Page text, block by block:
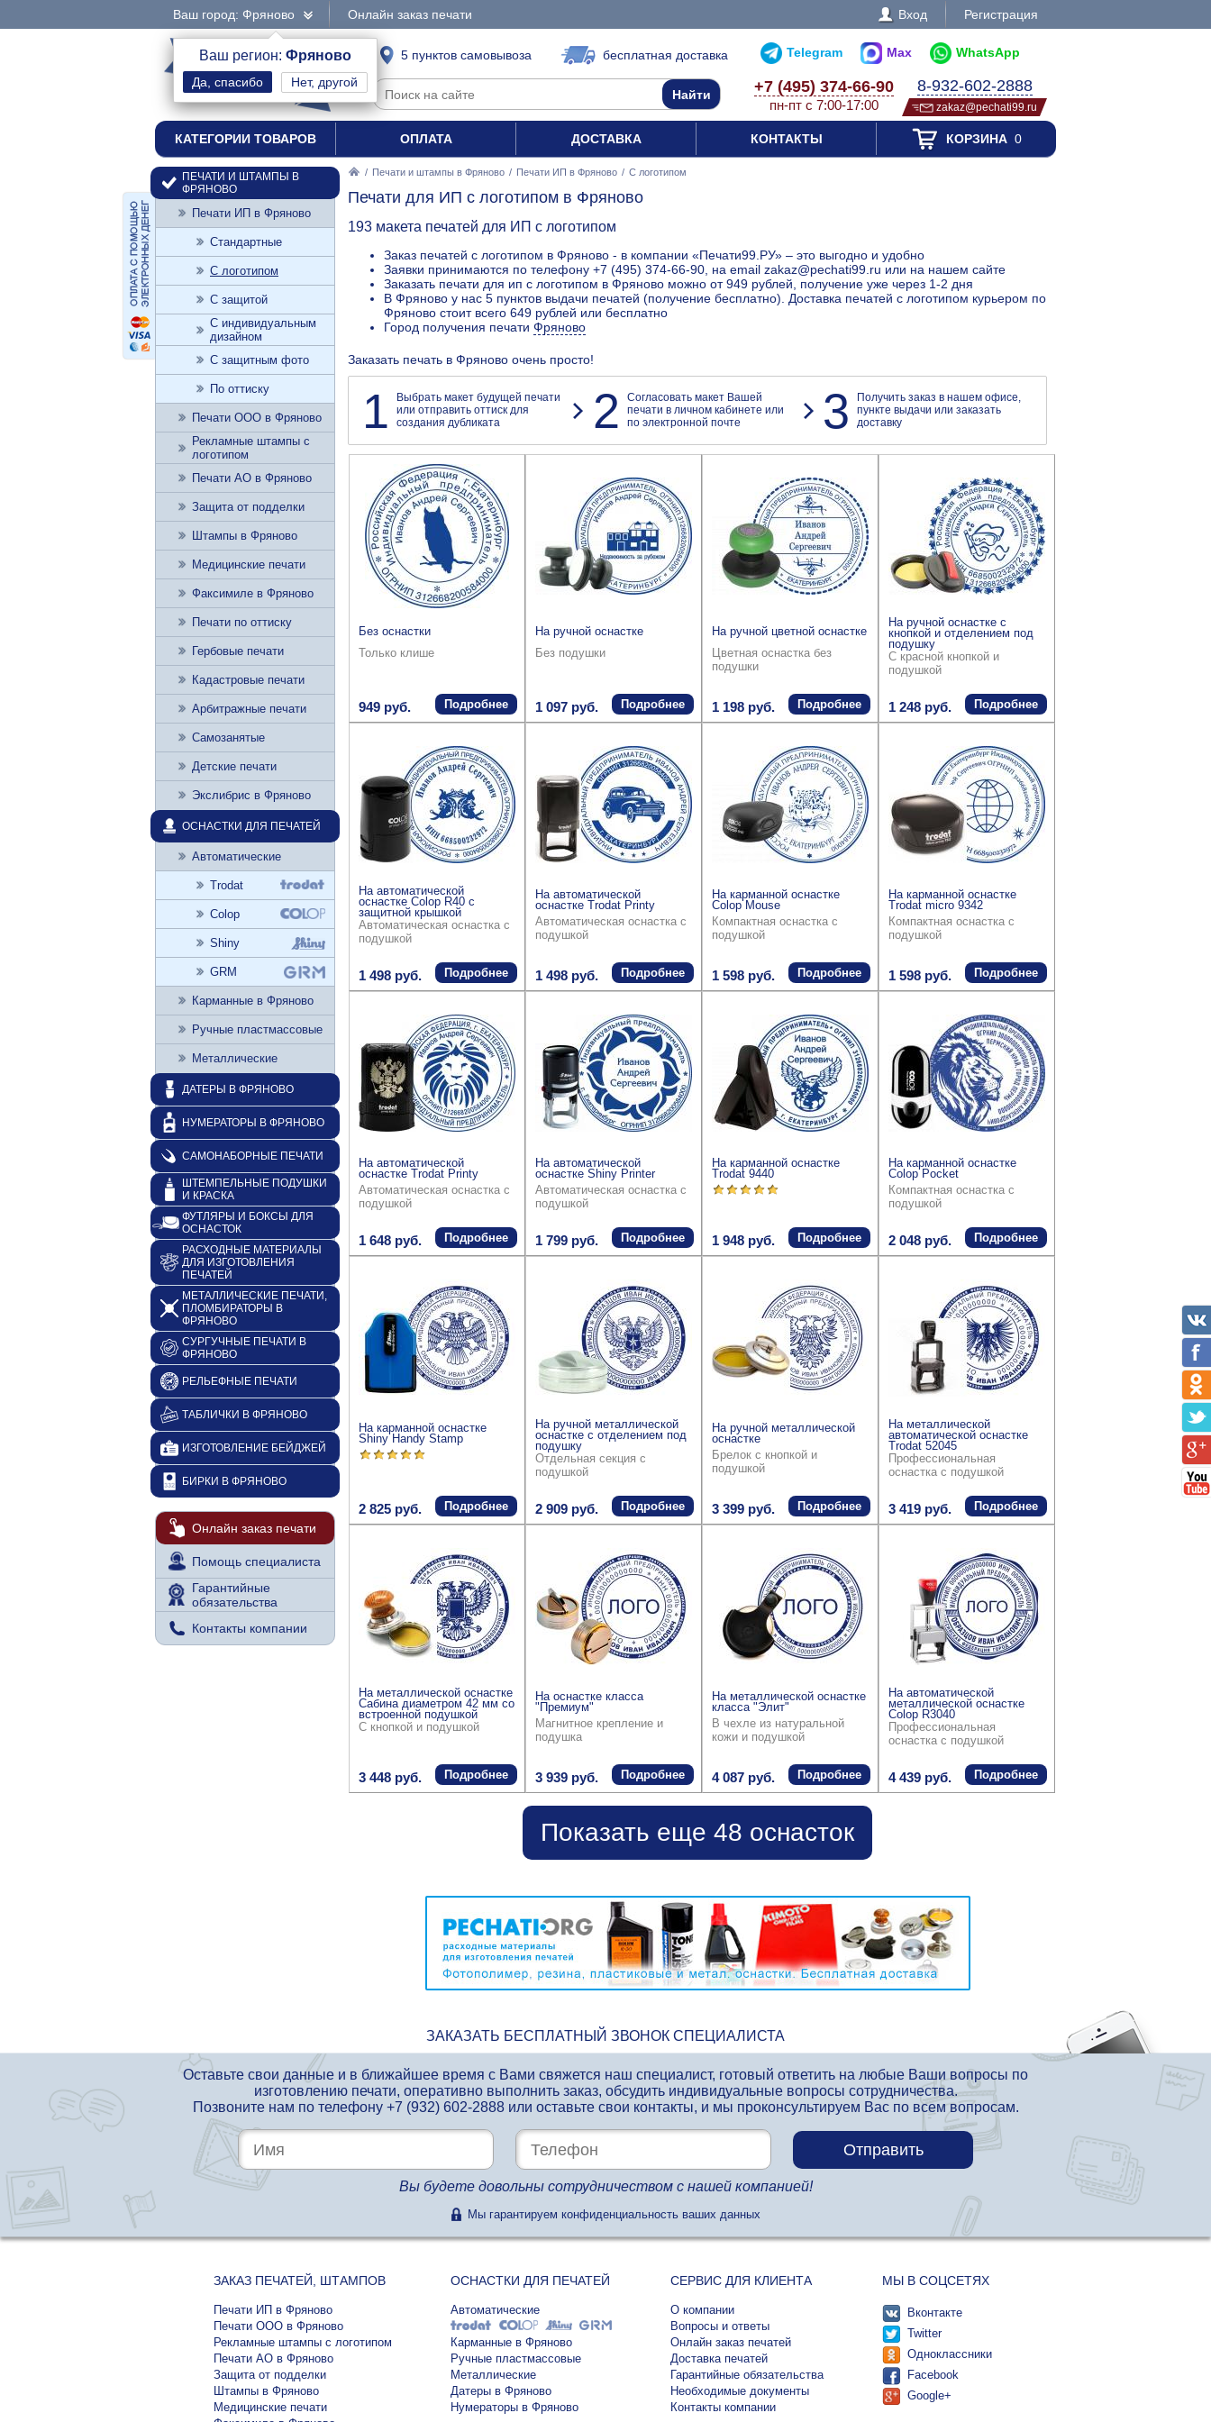
Ваш город: Фряново
Ваш регион: Фряново
Нет, другой
Онлайн заказ печати Вход Регистрация
интернет-магазин 5 пунктов самовывоза бесплатная доставка Telegram Max WhatsApp
+7 (495) 374-66-90
пн-пт с 7:00-17:00
8-932-602-2888
zakaz@pechati99.ru
КАТЕГОРИИ ТОВАРОВ ОПЛАТА ДОСТАВКА КОНТАКТЫ КОРЗИНА0
/ Печати и штампы в Фряново / Печати ИП в Фряново / С логотипом
Печати для ИП с логотипом в Фряново
193 макета печатей для ИП с логотипом
Заказ печатей с логотипом в Фряново - в компании «Печати99.РУ» – это выгодно и удобно
Заявки принимаются по телефону +7 (495) 374-66-90, на email zakaz@pechati99.ru или на нашем сайте
Заказать печати для ип с логотипом в Фряново можно от 949 рублей, получение уже через 1-2 дня
В Фряново у нас 5 пунктов выдачи печатей (получение бесплатно). Доставка печатей с логотипом курьером по
Фряново стоит всего 649 рублей или бесплатно
Город получения печати Фряново
Заказать печать в Фряново очень просто!
1
Выбрать макет будущей печати
или отправить оттиск для
создания дубликата
2
Согласовать макет Вашей
печати в личном кабинете или
по электронной почте
3
Получить заказ в нашем офисе,
пункте выдачи или заказать
доставку
Без оснастки
Только клише
949 руб. Подробнее
На ручной оснастке
Без подушки
1 097 руб. Подробнее
На ручной цветной оснастке
Цветная оснастка без
подушки
1 198 руб. Подробнее
На ручной оснастке с
кнопкой и отделением под
подушку
С красной кнопкой и
подушкой
1 248 руб. Подробнее
На автоматической
оснастке Colop R40 с
защитной крышкой
Автоматическая оснастка с
подушкой
1 498 руб. Подробнее
На автоматической
оснастке Trodat Printy
Автоматическая оснастка с
подушкой
1 498 руб. Подробнее
На карманной оснастке
Colop Mouse
Компактная оснастка с
подушкой
1 598 руб. Подробнее
На карманной оснастке
Trodat micro 9342
Компактная оснастка с
подушкой
1 598 руб. Подробнее
На автоматической
оснастке Trodat Printy
Автоматическая оснастка с
подушкой
1 648 руб. Подробнее
На автоматической
оснастке Shiny Printer
Автоматическая оснастка с
подушкой
1 799 руб. Подробнее
На карманной оснастке
Trodat 9440
1 948 руб. Подробнее
На карманной оснастке
Colop Pocket
Компактная оснастка с
подушкой
2 048 руб. Подробнее
На карманной оснастке
Shiny Handy Stamp
2 825 руб. Подробнее
На ручной металлической
оснастке с отделением под
подушку
Отдельная секция с
подушкой
2 909 руб. Подробнее
На ручной металлической
оснастке
Брелок с кнопкой и
подушкой
3 399 руб. Подробнее
На металлической
автоматической оснастке
Trodat 52045
Профессиональная
оснастка с подушкой
3 419 руб. Подробнее
На металлической оснастке
Сабина диаметром 42 мм со
встроенной подушкой
С кнопкой и подушкой
3 448 руб. Подробнее
На оснастке класса
"Премиум"
Магнитное крепление и
подушка
3 939 руб. Подробнее
На металлической оснастке
класса "Элит"
В чехле из натуральной
кожи и подушкой
4 087 руб. Подробнее
На автоматической
металлической оснастке
Colop R3040
Профессиональная
оснастка с подушкой
4 439 руб. Подробнее
Показать еще 48 оснасток
ПЕЧАТИ И ШТАМПЫ В
ФРЯНОВО
Печати ИП в Фряново
Стандартные
С логотипом
С защитой
С индивидуальным
дизайном
С защитным фото
По оттиску
Печати ООО в Фряново
Рекламные штампы с
логотипом
Печати АО в Фряново
Защита от подделки
Штампы в Фряново
Медицинские печати
Факсимиле в Фряново
Печати по оттиску
Гербовые печати
Кадастровые печати
Арбитражные печати
Самозанятые
Детские печати
Экслибрис в Фряново
ОСНАСТКИ ДЛЯ ПЕЧАТЕЙ
Автоматические
Trodat
Colop
Shiny
GRM
Карманные в Фряново
Ручные пластмассовые
Металлические
ДАТЕРЫ В ФРЯНОВО
НУМЕРАТОРЫ В ФРЯНОВО
САМОНАБОРНЫЕ ПЕЧАТИ
ШТЕМПЕЛЬНЫЕ ПОДУШКИ
И КРАСКА
ФУТЛЯРЫ И БОКСЫ ДЛЯ
ОСНАСТОК
РАСХОДНЫЕ МАТЕРИАЛЫ
ДЛЯ ИЗГОТОВЛЕНИЯ
ПЕЧАТЕЙ
МЕТАЛЛИЧЕСКИЕ ПЕЧАТИ,
ПЛОМБИРАТОРЫ В
ФРЯНОВО
СУРГУЧНЫЕ ПЕЧАТИ В
ФРЯНОВО
РЕЛЬЕФНЫЕ ПЕЧАТИ
ТАБЛИЧКИ В ФРЯНОВО
ИЗГОТОВЛЕНИЕ БЕЙДЖЕЙ
БИРКИ В ФРЯНОВО
Онлайн заказ печати
Помощь специалиста
Гарантийные
обязательства
Контакты компании
ЗАКАЗАТЬ БЕСПЛАТНЫЙ ЗВОНОК СПЕЦИАЛИСТА
Оставьте свои данные и в ближайшее время с Вами свяжется наш специалист, готовый ответить на любые Ваши вопросы по
изготовлению печати, оперативно выполнить заказ, обсудить индивидуальные вопросы сотрудничества.
Позвоните нам по телефону +7 (932) 602-2888или оставьте свои контакты, и мы проконсультируем Вас по всем вопросам.
Вы будете довольны сотрудничеством с нашей компанией!
Мы гарантируем конфиденциальность ваших данных
ЗАКАЗ ПЕЧАТЕЙ, ШТАМПОВ
Печати ИП в Фряново
Печати ООО в Фряново
Рекламные штампы с логотипом
Печати АО в Фряново
Защита от подделки
Штампы в Фряново
Медицинские печати
ОСНАСТКИ ДЛЯ ПЕЧАТЕЙ
Автоматические
Карманные в Фряново
Ручные пластмассовые
Металлические
Датеры в Фряново
Нумераторы в Фряново
СЕРВИС ДЛЯ КЛИЕНТА
О компании
Вопросы и ответы
Онлайн заказ печатей
Доставка печатей
Гарантийные обязательства
Необходимые документы
Контакты компании
МЫ В СОЦСЕТЯХ
Вконтакте
Twitter
Одноклассники
Facebook
Google+